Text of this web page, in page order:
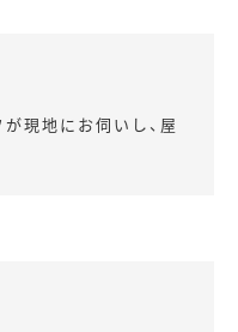
現地にお伺いし、屋